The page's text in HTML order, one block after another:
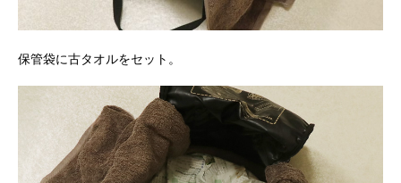
保管袋に古タオルをセット。